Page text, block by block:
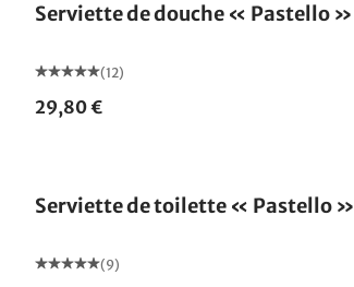
Serviette de douche « Pastello »
(12)
29,80 €
Serviette de toilette « Pastello »
(9)